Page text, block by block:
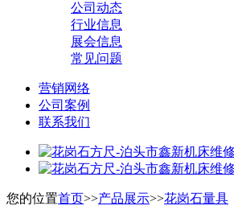
公司动态
行业信息
展会信息
常见问题
营销网络
公司案例
联系我们
您的位置首页>>产品展示>>花岗石量具